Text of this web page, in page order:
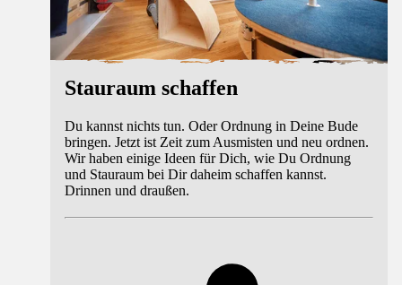
Stauraum schaffen
Du kannst nichts tun. Oder Ordnung in Deine Bude
bringen. Jetzt ist Zeit zum Ausmisten und neu ordnen.
Wir haben einige Ideen für Dich, wie Du Ordnung
und Stauraum bei Dir daheim schaffen kannst.
Drinnen und draußen.